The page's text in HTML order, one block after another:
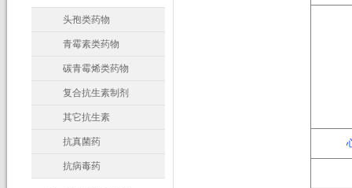
头孢类药物
青霉素类药物
碳青霉烯类药物
复合抗生素制剂
其它抗生素
抗真菌药
抗病毒药